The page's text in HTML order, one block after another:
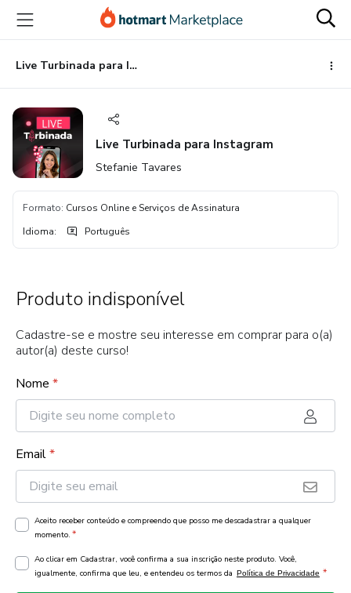
para
conteúdo
principal
para
pagamento
para
rodapé
Live Turbinada para Instagram
Live Turbinada para Instagram
Stefanie Tavares
Formato: Cursos Online e Serviços de Assinatura
Idioma: Português
Produto indisponível
Cadastre-se e mostre seu interesse em comprar para o(a)
autor(a) deste curso!
Nome *
Email*
Aceito receber conteúdo e compreendo que posso me descadastrar a qualquer
momento. *
Ao clicar em Cadastrar, você confirma a sua inscrição neste produto. Você,
igualmente, confirma que leu, e entendeu os termos da Política de Privacidade *